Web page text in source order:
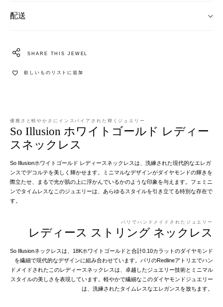
配送
SHARE THIS JEWEL
欲しいものリストに追加
優雅さと軽やかさにインスパイアされた輝くジュエリー
So Illusion ホワイトゴールド レディー
スネックレス
So Illusionホワイトゴールド レディースネックレスは、洗練された現代的なエレガ
ンスでデコルテを美しく輝かせます。ミニマルなデザインがダイヤモンドの輝きを
際立たせ、まるで光が肌の上に浮かんでいるかのような印象を与えます。フェミニ
ンでタイムレスなこのジュエリーは、あらゆるスタイルを引き立てる特別な存在で
す。
パリでハンドメイドされたジュエリー
レディース ストリング ネックレス
So Illusionネックレスは、18Kホワイトゴールドと合計0.10カラットのダイヤモンド
を繊細で現代的なデザインに組み合わせています。パリのRedlineアトリエでハン
ドメイドされたこのレディースネックレスは、卓越したジュエリー技術とミニマル
スタイルの美しさを表現しています。軽やかで繊細なこのダイヤモンドジュエリー
は、洗練されたタイムレスなエレガンスを放ちます。